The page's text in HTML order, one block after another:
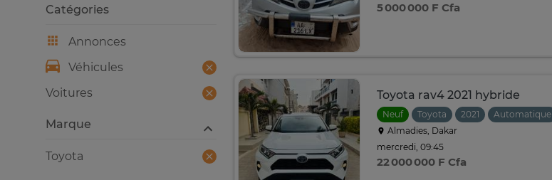
5 000 000 F Cfa
Toyota rav4 2021 hybride
Neuf Toyota 2021
Automatique
Almadies, Dakar
mercredi, 09:45
22 000 000 F Cfa
Catégories
Annonces
Véhicules
Voitures
Marque
Toyota